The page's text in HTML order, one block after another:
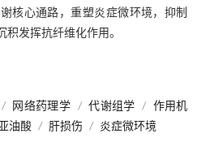
核心通路，重塑炎症微环境，抑制
积发挥抗纤维化作用。
/ 网络药理学 / 代谢组学 / 作用机
油酸 / 肝损伤 / 炎症微环境